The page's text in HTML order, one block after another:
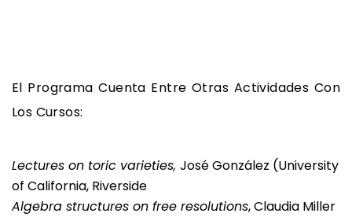
El Programa Cuenta Entre Otras Actividades Con
Los Cursos:
Lectures on toric varieties, José González (University
of California, Riverside
Algebra structures on free resolutions, Claudia Miller